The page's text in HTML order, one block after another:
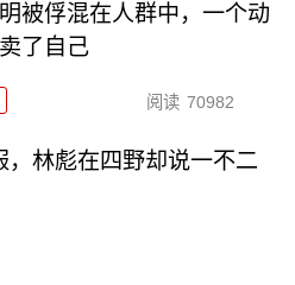
被俘混在人群中，一个动
了自己
阅读 70982
，林彪在四野却说一不二